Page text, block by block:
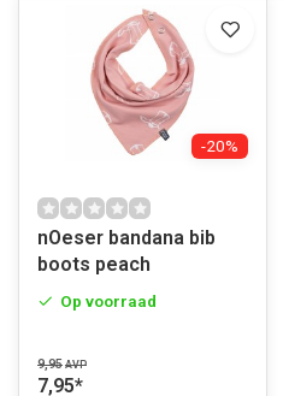
-20%
nOeser bandana bib
boots peach
Op voorraad
9,95 AVP
7,95*